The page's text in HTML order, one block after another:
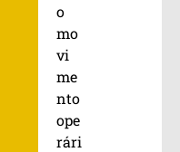
o
mo
vi
me
nto
ope
rári